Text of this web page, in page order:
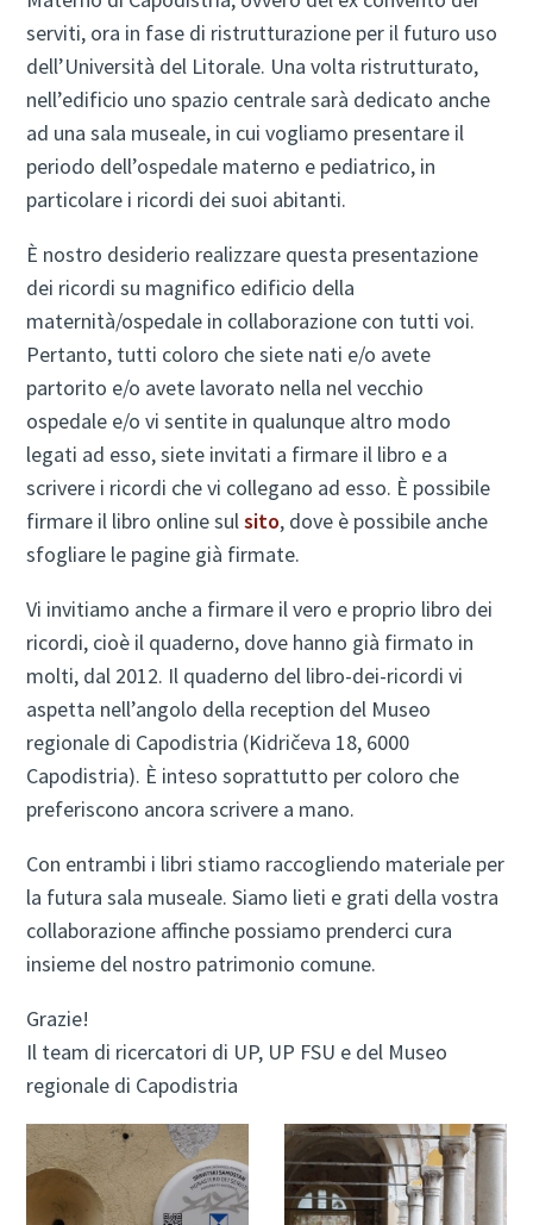
serviti, ora in fase di ristrutturazione per il futuro uso
dell’Università del Litorale. Una volta ristrutturato,
nell’edificio uno spazio centrale sarà dedicato anche
ad una sala museale, in cui vogliamo presentare il
periodo dell’ospedale materno e pediatrico, in
particolare i ricordi dei suoi abitanti.
È nostro desiderio realizzare questa presentazione
dei ricordi su magnifico edificio della
maternità/ospedale in collaborazione con tutti voi.
Pertanto, tutti coloro che siete nati e/o avete
partorito e/o avete lavorato nella nel vecchio
ospedale e/o vi sentite in qualunque altro modo
legati ad esso, siete invitati a firmare il libro e a
scrivere i ricordi che vi collegano ad esso. È possibile
firmare il libro online sulsito, dove è possibile anche
sfogliare le pagine già firmate.
Vi invitiamo anche a firmare il vero e proprio libro dei
ricordi, cioè il quaderno, dove hanno già firmato in
molti, dal 2012. Il quaderno del libro-dei-ricordi vi
aspetta nell’angolo della reception del Museo
regionale di Capodistria (Kidričeva 18, 6000
Capodistria). È inteso soprattutto per coloro che
preferiscono ancora scrivere a mano.
Con entrambi i libri stiamo raccogliendo materiale per
la futura sala museale. Siamo lieti e grati della vostra
collaborazione affinche possiamo prenderci cura
insieme del nostro patrimonio comune.
Grazie!
Il team di ricercatori di UP, UP FSU e del Museo
regionale di Capodistria